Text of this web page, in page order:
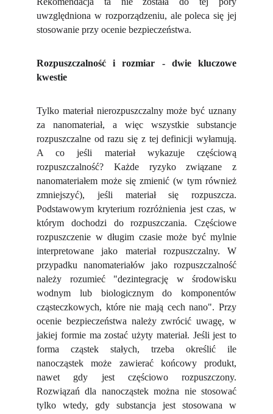
uwzględniona w rozporządzeniu, ale poleca się jej
stosowanie przy ocenie bezpieczeństwa.
Rozpuszczalność i rozmiar - dwie kluczowe
kwestie
Tylko materiał nierozpuszczalny może być uznany
za nanomateriał, a więc wszystkie substancje
rozpuszczalne od razu się z tej definicji wyłamują.
A co jeśli materiał wykazuje częściową
rozpuszczalność? Każde ryzyko związane z
nanomateriałem może się zmienić (w tym również
zmniejszyć), jeśli materiał się rozpuszcza.
Podstawowym kryterium rozróżnienia jest czas, w
którym dochodzi do rozpuszczania. Częściowe
rozpuszczenie w długim czasie może być mylnie
interpretowane jako materiał rozpuszczalny. W
przypadku nanomateriałów jako rozpuszczalność
należy rozumieć "dezintegrację w środowisku
wodnym lub biologicznym do komponentów
cząsteczkowych, które nie mają cech nano". Przy
ocenie bezpieczeństwa należy zwrócić uwagę, w
jakiej formie ma zostać użyty materiał. Jeśli jest to
forma cząstek stałych, trzeba określić ile
nanocząstek może zawierać końcowy produkt,
nawet gdy jest częściowo rozpuszczony.
Rozwiązań dla nanocząstek można nie stosować
tylko wtedy, gdy substancja jest stosowana w